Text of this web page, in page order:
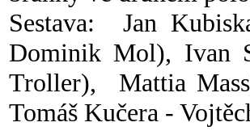
Sestava: Jan
Dominik Mol), Ivan
Troller), Mattia
Tomáš Kučera -